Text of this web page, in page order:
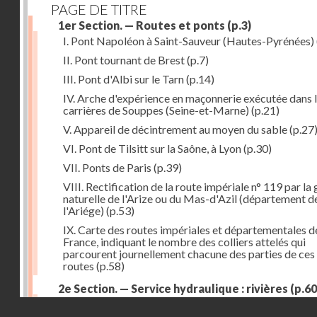
PAGE DE TITRE
1er Section. — Routes et ponts (p.3)
I. Pont Napoléon à Saint-Sauveur (Hautes-Pyrénées)
II. Pont tournant de Brest(p.7)
III. Pont d'Albi sur le Tarn(p.14)
IV. Arche d'expérience en maçonnerie exécutée dans
carrières de Souppes (Seine-et-Marne) (p.21)
V. Appareil de décintrement au moyen du sable(p.27)
VI. Pont de Tilsitt sur la Saône, à Lyon(p.30)
VII. Ponts de Paris (p.39)
VIII. Rectification de la route impériale n° 119 par la
naturelle de l'Arize ou du Mas-d'Azil (département
l'Ariége) (p.53)
IX. Carte des routes impériales et départementales
France, indiquant le nombre des colliers attelés qui
parcourent journellement chacune des parties de ces
routes (p.58)
2e Section. — Service hydraulique : rivières